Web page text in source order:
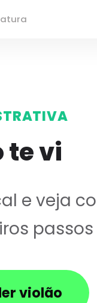
te vi
e veja
passos
violão